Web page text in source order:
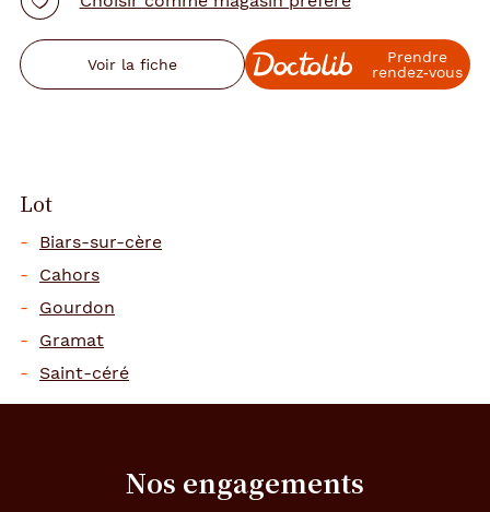
Voir la fiche
Prendre
rendez‑vous
Lot
Biars-sur-cère
Cahors
Gourdon
Gramat
Saint-céré
Nos engagements